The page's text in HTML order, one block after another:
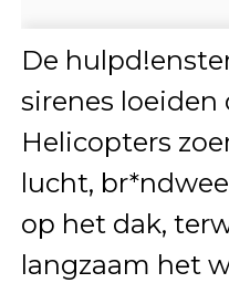
De
sirenes loeiden
Helicopters
lucht,
op het dak,
langzaam het